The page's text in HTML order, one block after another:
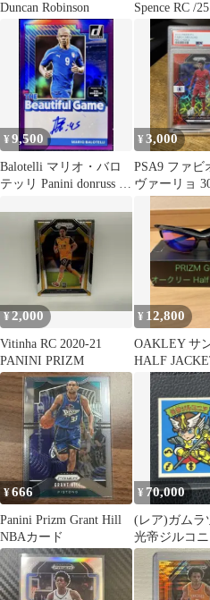
Duncan Robinson
Spence RC /
¥9,500
Balotelli マリオ・バロ
テッリ Panini donruss 49
¥3,000
PSA9 ファビ
ヴァーリョ
ーキー
¥2,000
Vitinha RC 2020-21
PANINI PRIZM
¥ 12,800
OAKLEY サ
HALF
PRIZM GOLF
¥666
Panini Prizm Grant Hill
NBAカード
¥ 70,000
(レア)ガムラ
光帝ジルコニ
リズム